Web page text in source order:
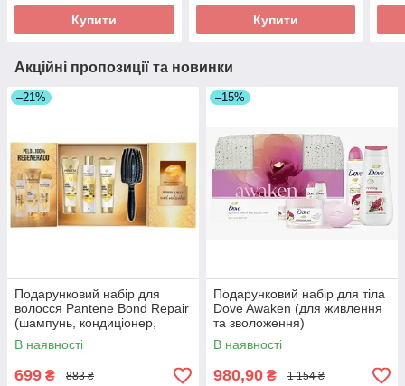
Купити Купити
Акційні пропозиції та новинки
–21%
Подарунковий набір для
волосся Pantene Bond Repair
(шампунь, кондиціонер,
відновлююча сироватка,
щітка)
В наявності
699 ₴ 883 ₴
–15%
Подарунковий набір для тіла
Dove Awaken (для живлення
та зволоження)
В наявності
980,90 ₴ 1 154 ₴